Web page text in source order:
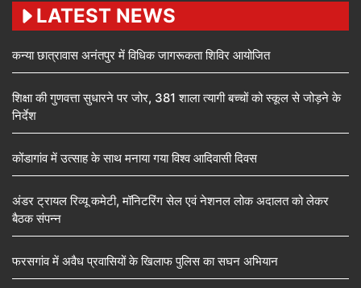
LATEST NEWS
कन्या छात्रावास अनंतपुर में विधिक जागरूकता शिविर आयोजित
शिक्षा की गुणवत्ता सुधारने पर जोर, 381 शाला त्यागी बच्चों को स्कूल से जोड़ने के
निर्देश
कोंडागांव में उत्साह के साथ मनाया गया विश्व आदिवासी दिवस
अंडर ट्रायल रिव्यू कमेटी, मॉनिटरिंग सेल एवं नेशनल लोक अदालत को लेकर
बैठक संपन्न
फरसगांव में अवैध प्रवासियों के खिलाफ पुलिस का सघन अभियान